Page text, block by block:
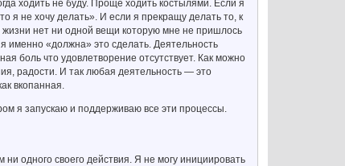
ходить не буду. Проще ходить костылями. Если я
я не хочу делать». И если я прекращу делать то, к
нет ни одной вещи которую мне не пришлось
именно «должна» это сделать. Деятельность
боль что удовлетворение отсутствует. Как можно
радости. И так любая деятельность — это
вкопанная.
я запускаю и поддерживаю все эти процессы.
одного своего действия. Я не могу инициировать